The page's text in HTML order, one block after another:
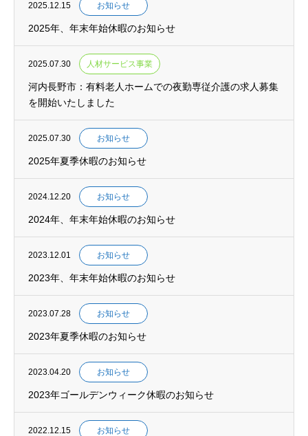
2025.12.15 お知らせ
2025年、年末年始休暇のお知らせ
2025.07.30 人材サービス事業
河内長野市：有料老人ホームでの夜勤専従介護の求人募集
を開始いたしました
2025.07.30 お知らせ
2025年夏季休暇のお知らせ
2024.12.20 お知らせ
2024年、年末年始休暇のお知らせ
2023.12.01 お知らせ
2023年、年末年始休暇のお知らせ
2023.07.28 お知らせ
2023年夏季休暇のお知らせ
2023.04.20 お知らせ
2023年ゴールデンウィーク休暇のお知らせ
2022.12.15 お知らせ